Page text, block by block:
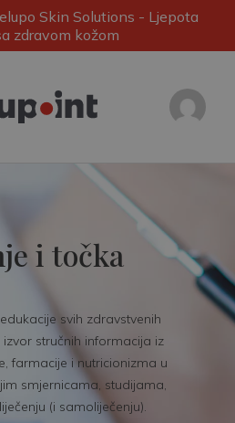
Skin Solutions - Ljepota
zdravom kožom
i točka
svih zdravstvenih
stručnih informacija iz
farmacije i nutricionizma u
smjernicama, studijama,
(i samoliječenju).